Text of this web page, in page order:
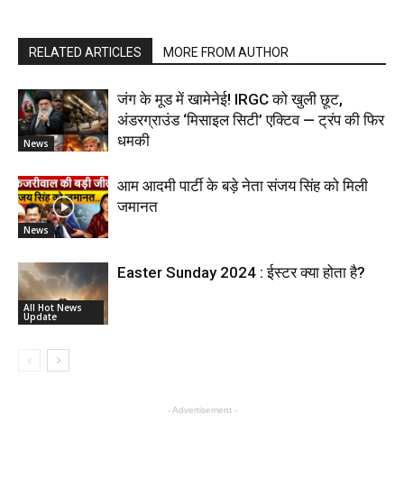
RELATED ARTICLES MORE FROM AUTHOR
News
जंग के मूड में खामेनेई! IRGC को खुली छूट,
अंडरग्राउंड ‘मिसाइल सिटी’ एक्टिव — ट्रंप की फिर
धमकी
News
आम आदमी पार्टी के बड़े नेता संजय सिंह को मिली
जमानत
All Hot News
Update
Easter Sunday 2024 : ईस्टर क्या होता है?
- Advertisement -